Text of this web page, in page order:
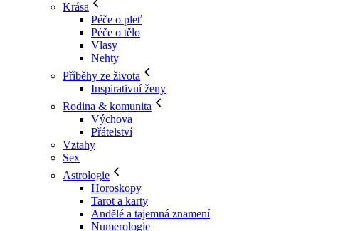
Krása
Péče o pleť
Péče o tělo
Vlasy
Nehty
Příběhy ze života
Inspirativní ženy
Rodina & komunita
Výchova
Přátelství
Vztahy
Sex
Astrologie
Horoskopy
Tarot a karty
Andělé a tajemná znamení
Numerologie